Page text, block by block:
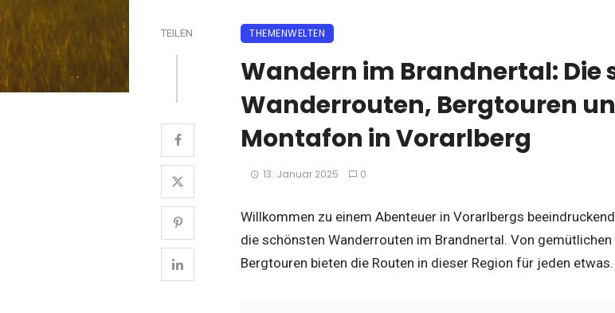
TEILEN THEMENWELTEN
Wandern im Brandnertal: Die
Wanderrouten, Bergtouren
Montafon in Vorarlberg
13. Januar 2025 0
Willkommen zu einem Abenteuer in Vorarlbergs
die schönsten Wanderrouten im Brandnertal. Von
Bergtouren bieten die Routen in dieser Region für jeden etwas.